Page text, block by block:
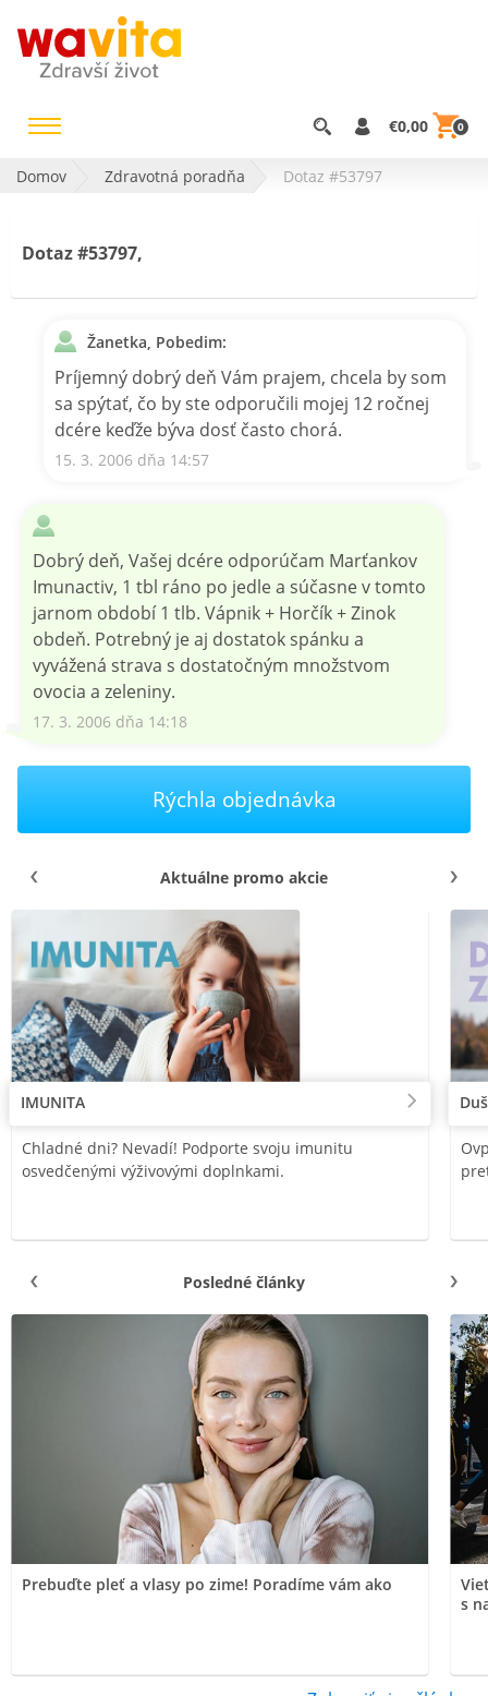
€0,00 0
Domov Zdravotná poradňa Dotaz #53797
Dotaz #53797,
Žanetka, Pobedim:
Príjemný dobrý deň Vám prajem, chcela by som
sa spýtať, čo by ste odporučili mojej 12 ročnej
dcére keďže býva dosť často chorá.
15. 3. 2006 dňa 14:57
Dobrý deň, Vašej dcére odporúčam Marťankov
Imunactiv, 1 tbl ráno po jedle a súčasne v tomto
jarnom období 1 tlb. Vápnik + Horčík + Zinok
obdeň. Potrebný je aj dostatok spánku a
vyvážená strava s dostatočným množstvom
ovocia a zeleniny.
17. 3. 2006 dňa 14:18
Rýchla objednávka
Aktuálne promo akcie
IMUNITA
Chladné dni? Nevadí! Podporte svoju imunitu
osvedčenými výživovými doplnkami.
Posledné články
Prebuďte pleť a vlasy po zime! Poradíme vám ako
s